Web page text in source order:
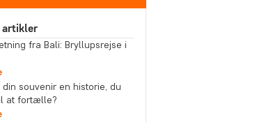
artikler
fra Bali: Bryllupsrejse i
souvenir en historie, du
at fortælle?